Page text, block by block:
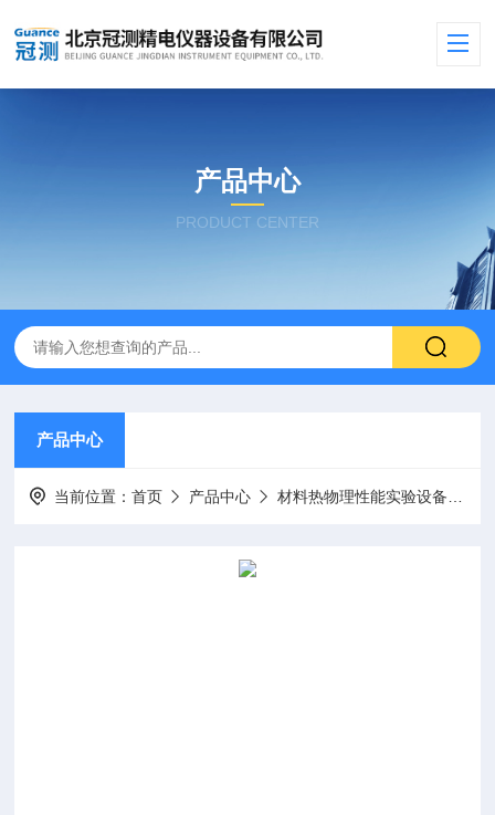
产品中心
PRODUCT CENTER
产品中心
当前位置：首页 产品中心 材料热物理性能实验设备